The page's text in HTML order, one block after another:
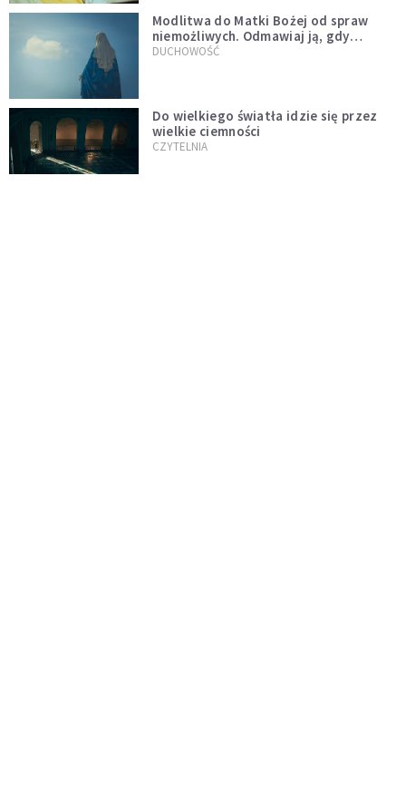
Modlitwa do Matki Bożej od spraw
niemożliwych. Odmawiaj ją, gdy
wszystko idzie źle
DUCHOWOŚĆ
Do wielkiego światła idzie się przez
wielkie ciemności
CZYTELNIA